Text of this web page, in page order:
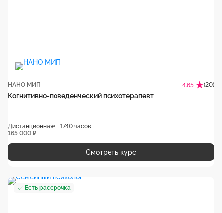
НАНО МИП 4.65 (20)
Когнитивно-поведенческий психотерапевт
Дистанционная
1740 часов
165 000 ₽
Смотреть курс
Есть рассрочка